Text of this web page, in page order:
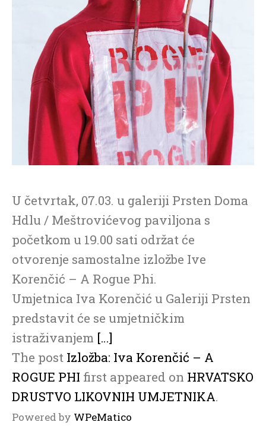
U četvrtak, 07.03. u galeriji Prsten Doma
Hdlu / Meštrovićevog paviljona s
početkom u 19.00 sati održat će
otvorenje samostalne izložbe Ive
Korenčić – A Rogue Phi.
Umjetnica Iva Korenčić u Galeriji Prsten
predstavit će se umjetničkim
istraživanjem […]
The post Izložba: Iva Korenčić – A
ROGUE PHI first appeared on HRVATSKO
DRUSTVO LIKOVNIH UMJETNIKA.
Powered by WPeMatico